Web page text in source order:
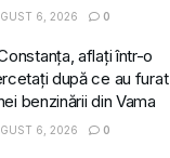
6, 2026 0
aflați într-o
după ce au furat
benzinării din Vama
6, 2026 0